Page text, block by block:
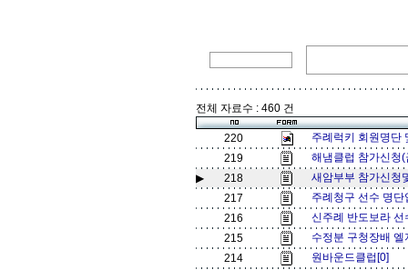
전체 자료수 : 460 건
220
주례럭키 회원명
219
해냄클럽 참가신청
▶
218
새암부부 참가신청
217
주례청구 선수 명
216
신주례 반도보라
215
수정분 구청장배
214
원바운드클럽[0]